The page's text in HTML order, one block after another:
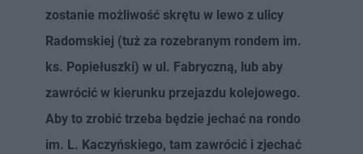
zostanie możliwość skrętu w lewo z ulicy
Radomskiej (tuż za rozebranym rondem im.
ks. Popiełuszki) w ul. Fabryczną, lub aby
zawrócić w kierunku przejazdu kolejowego.
Aby to zrobić trzeba będzie jechać na rondo
im. L. Kaczyńskiego, tam zawrócić i zjechać